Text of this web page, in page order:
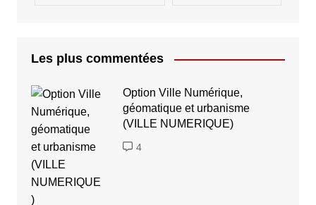
Les plus commentées
Option Ville Numérique,
géomatique et urbanisme
(VILLE NUMERIQUE)
4